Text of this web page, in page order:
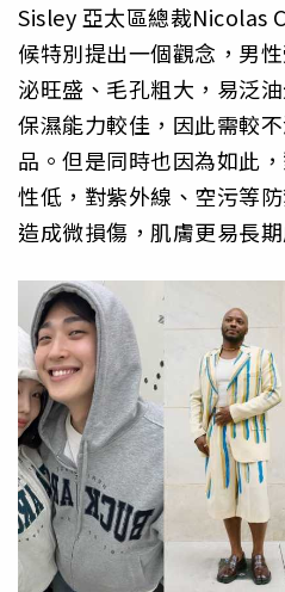
Sisley 亞太區總裁Nicolas
候特別提出一個觀念，男
泌旺盛、毛孔粗大，易泛
保濕能力較佳，因此需較
品。但是同時也因為如此
性低，對紫外線、空污等
造成微損傷，肌膚更易長